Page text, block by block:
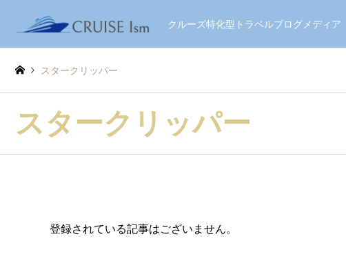
クルーズ特化型トラベルブログメディア
スタークリッパー
スタークリッパー
登録されている記事はございません。